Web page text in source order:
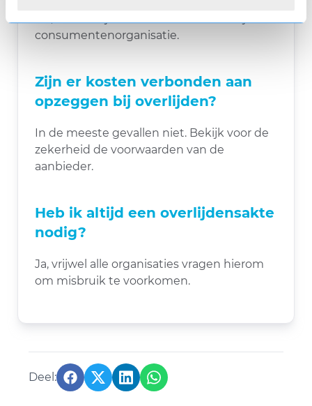
consumentenorganisatie.
Zijn er kosten verbonden aan
opzeggen bij overlijden?
In de meeste gevallen niet. Bekijk voor de
zekerheid de voorwaarden van de
aanbieder.
Heb ik altijd een overlijdensakte
nodig?
Ja, vrijwel alle organisaties vragen hierom
om misbruik te voorkomen.